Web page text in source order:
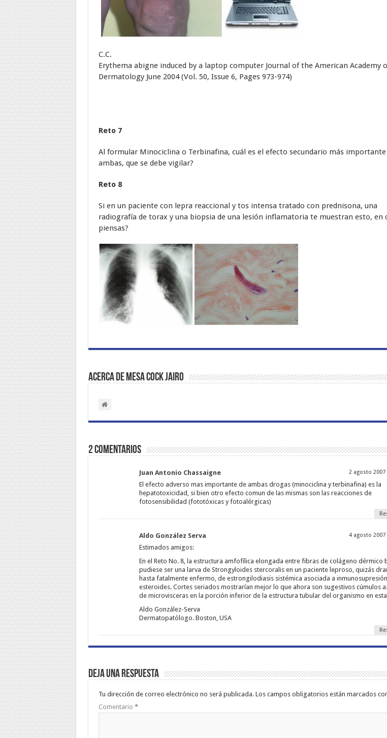
C.C.
Erythema abigne induced by a laptop computer Journal of the American Academy
Dermatology June 2004 (Vol. 50, Issue 6, Pages 973-974)
Reto 7
Al formular Minociclina o Terbinafina, cuál es el efecto secundario más importante
ambas, que se debe vigilar?
Reto 8
Si en un paciente con lepra reaccional y tos intensa tratado con prednisona, una
radiografía de torax y una biopsia de una lesión inflamatoria te muestran esto, en
piensas?
Acerca de MESA COCK Jairo
2 comentarios
Juan Antonio Chassaigne 2 agosto 2007
El efecto adverso mas importante de ambas drogas (minociclina y terbinafina) es la
hepatotoxicidad, si bien otro efecto comun de las mismas son las reacciones de
fotosensibilidad (fototóxicas y fotoalérgicas)
Aldo González Serva 4 agosto 2007
Estimados amigos:
En el Reto No. 8, la estructura amfofílica elongada entre fibras de colágeno dérmico
pudiese ser una larva de Strongyloides stercoralis en un paciente leproso, quizás
hasta fatalmente enfermo, de estrongilodiasis sistémica asociada a
esteroides. Cortes seriados mostrarían mejor lo que ahora son sugestivos cúmulos
de microvisceras en la porción inferior de la estructura tubular del organismo en
Aldo González-Serva
Dermatopatólogo. Boston, USA
Deja una respuesta
Tu dirección de correo electrónico no será publicada. Los campos obligatorios están marcados
Comentario *